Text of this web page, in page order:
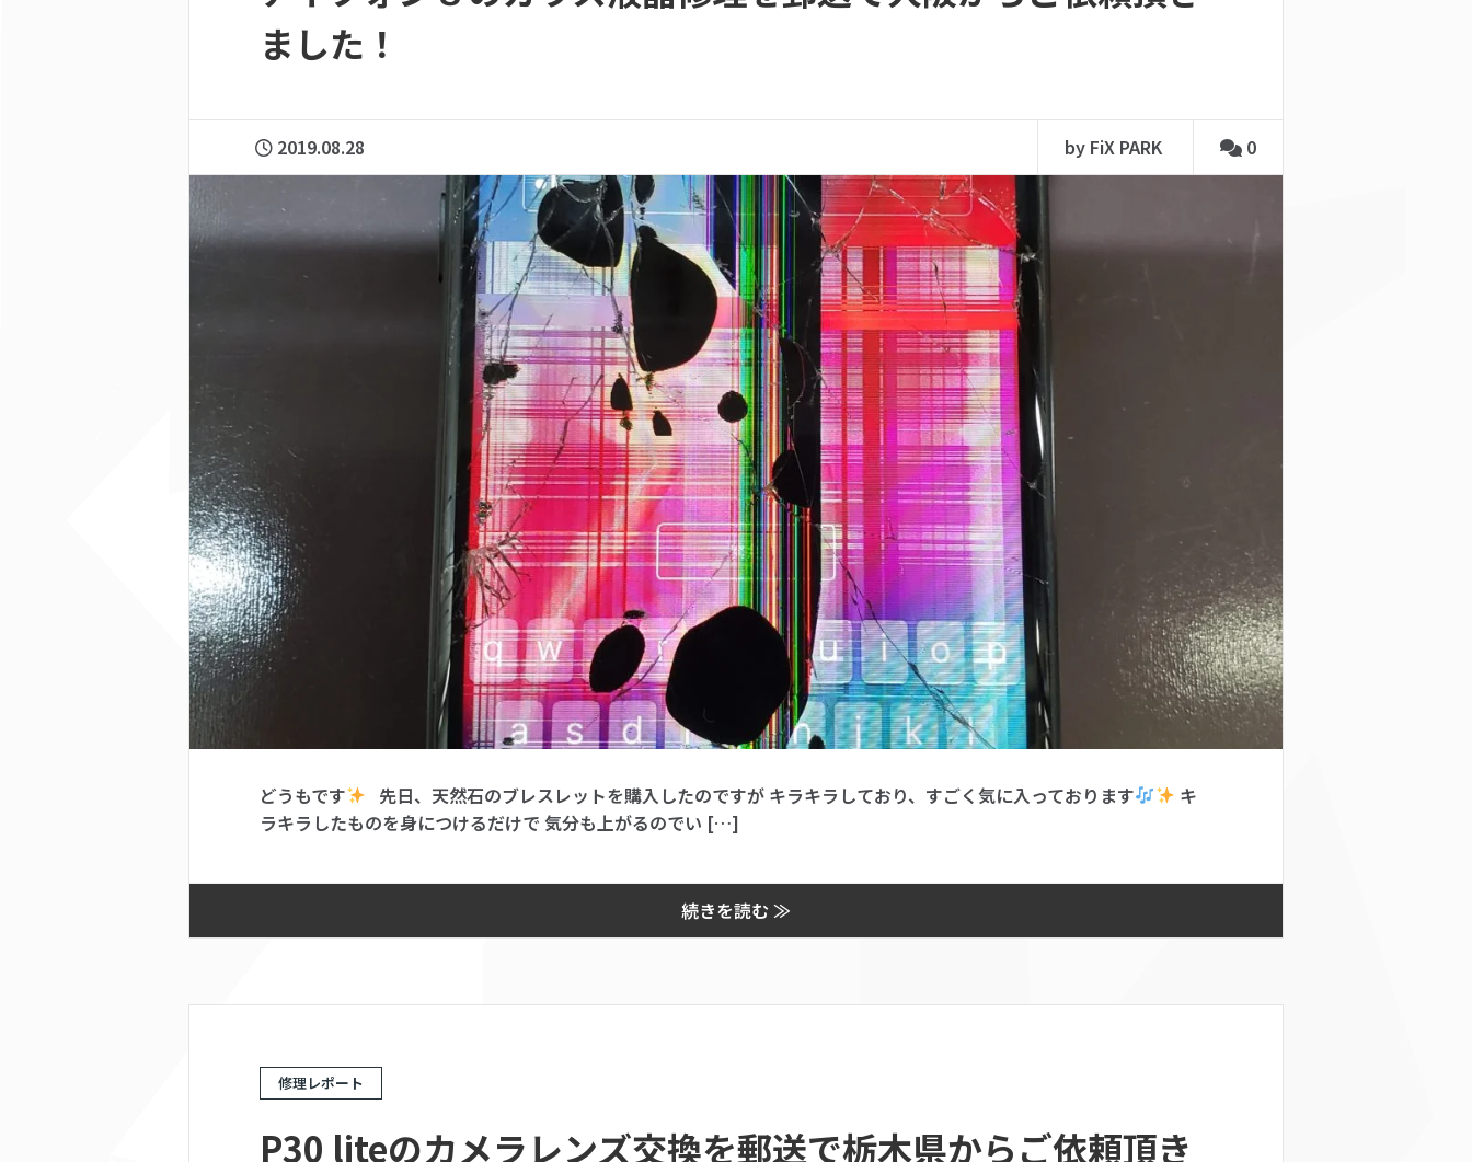
ました！
2019.08.28 by FiX PARK 0
どうもです 先日、天然石のブレスレットを購入したのですが キラキラしており、すごく気に入っております
キ
ラキラしたものを身につけるだけで 気分も上がるのでい […]
続きを読む ≫
修理レポート
P30 liteのカメラレンズ交換を郵送で栃木県からご依頼頂き